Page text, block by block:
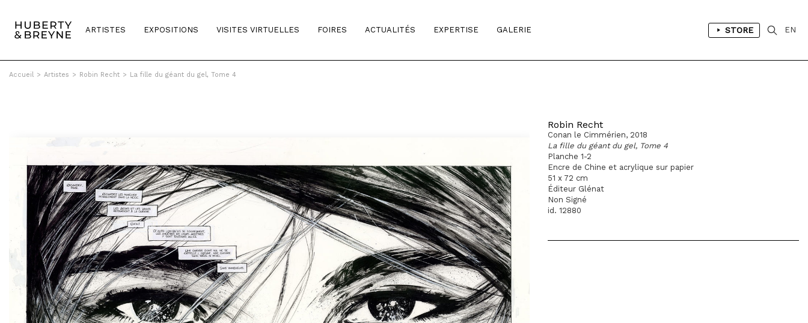
ARTISTES EXPOSITIONS VISITES VIRTUELLES FOIRES ACTUALITÉS EXPERTISE GALERIE STORE EN
Accueil > Artistes > Robin Recht > La fille du géant du gel, Tome 4
Robin Recht
Conan le Cimmérien, 2018
La fille du géant du gel, Tome 4
Planche 1-2
Encre de Chine et acrylique sur papier
51 x 72 cm
Éditeur Glénat
Non Signé
id. 12880